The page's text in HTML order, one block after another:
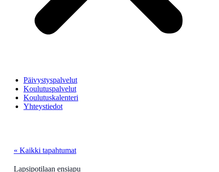
Päivystyspalvelut
Koulutuspalvelut
Koulutuskalenteri
Yhteystiedot
« Kaikki tapahtumat
Lapsipotilaan ensiapu